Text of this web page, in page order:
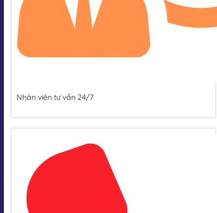
Nhân viên tư vấn 24/7